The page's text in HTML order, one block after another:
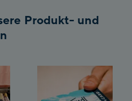
Produkt- und